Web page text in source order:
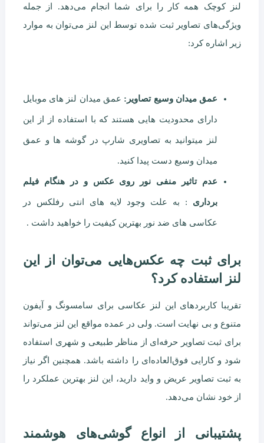
لنز کوچک همه کار را برای شما انجام می‌دهد. از جمله
ویژگی‌های تصاویر ثبت شده توسط این لنز می‌توان به موارد
زیر اشاره کرد:
عمق میدان وسیع تصاویر: عمق میدان لنز های موبایل
دارای محدودیت هایی هستند که با استفاده از از این
لنز میتوانید به تصاویری شارپ در گوشه ها و عمق
میدان وسیع دست پیدا کنید.
عدم تاثیر منفی نور روی عکس و در هنگام فیلم
برداری : به علت وجود لایه های انتی رفلکس در
عکاسی های ضد نور بهترین کیفیت را خواهید داشت .
برای ثبت چه عکس‌هایی می‌توان از این
لنز استفاده کرد؟
تقریبا کاربردهای این لنز عکاسی برای سامسونگ و آیفون
متنوع و بی نهایت است. ولی در عمده مواقع این لنز می‌تواند
برای ثبت تصاویر حرفه‌ای از مناظر طبیعی و شهری استفاده
شود و کارایی فوق‌العاده‌ای را داشته باشد. همچنین اگر نیاز
به ثبت تصاویر عریض و واید دارید، این لنز بهترین عملکرد را
از خود نشان می‌دهد.
پشتیبانی از انواع گوشی‌های هوشمند